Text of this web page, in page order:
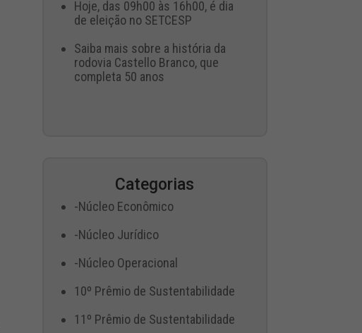
Hoje, das 09h00 às 16h00, é dia
de eleição no SETCESP
Saiba mais sobre a história da
rodovia Castello Branco, que
completa 50 anos
Categorias
-Núcleo Econômico
-Núcleo Jurídico
-Núcleo Operacional
10º Prêmio de Sustentabilidade
11º Prêmio de Sustentabilidade